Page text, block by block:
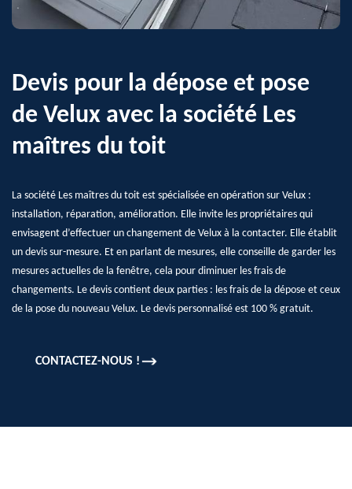
Devis pour la dépose et pose
de Velux avec la société Les
maîtres du toit
La société Les maîtres du toit est spécialisée en opération sur Velux :
installation, réparation, amélioration. Elle invite les propriétaires qui
envisagent d’effectuer un changement de Velux à la contacter. Elle établit
un devis sur-mesure. Et en parlant de mesures, elle conseille de garder les
mesures actuelles de la fenêtre, cela pour diminuer les frais de
changements. Le devis contient deux parties : les frais de la dépose et ceux
de la pose du nouveau Velux. Le devis personnalisé est 100 % gratuit.
CONTACTEZ-NOUS !